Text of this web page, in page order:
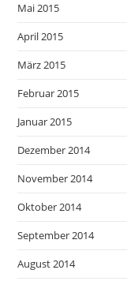
Mai 2015
April 2015
März 2015
Februar 2015
Januar 2015
Dezember 2014
November 2014
Oktober 2014
September 2014
August 2014